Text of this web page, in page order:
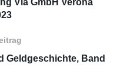
Geldgeschichte, Band